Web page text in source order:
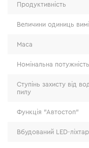
17 дюймів).
Швидкість
Продуктивність
Величини одиниць
Маса
Номінальна потужність
Ступінь захисту від
пилу
Функція "Автостоп"
Вбудований LED-ліхтар